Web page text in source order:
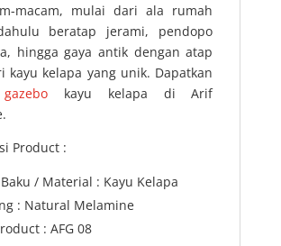
macam, mulai dari ala rumah
beratap jerami, pendopo
hingga gaya antik dengan atap
kayu kelapa yang unik. Dapatkan
gazebo kayu kelapa di Arif
Product :
/ Material : Kayu Kelapa
: Natural Melamine
: AFG 08